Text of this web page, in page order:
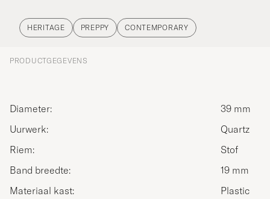
HERITAGE PREPPY CONTEMPORARY
PRODUCTGEGEVENS
Diameter:
39 mm
Uurwerk:
Quartz
Riem:
Stof
Band breedte:
19 mm
Materiaal kast:
Plastic